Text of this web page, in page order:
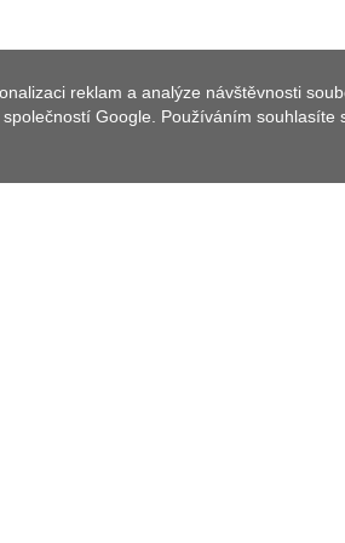
reklam a analýze návštěvnosti
Google. Používáním souhlasíte